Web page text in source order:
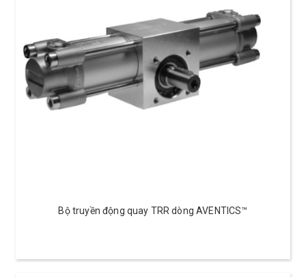
Bộ truyền động quay TRR dòng AVENTICS™